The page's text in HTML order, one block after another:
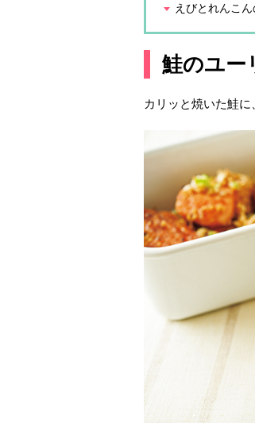
えびとれんこ
鮭のユー
カリッと焼いた鮭